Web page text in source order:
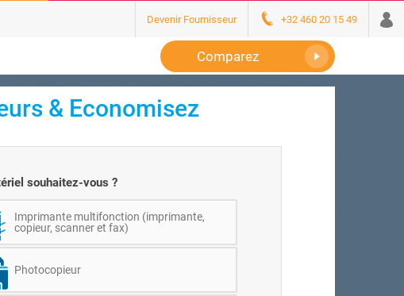
Devenir Fournisseur +32 460 20 15 49
Comparez
& Economisez
souhaitez-vous ?
Imprimante multifonction (imprimante,
copieur, scanner et fax)
Photocopieur